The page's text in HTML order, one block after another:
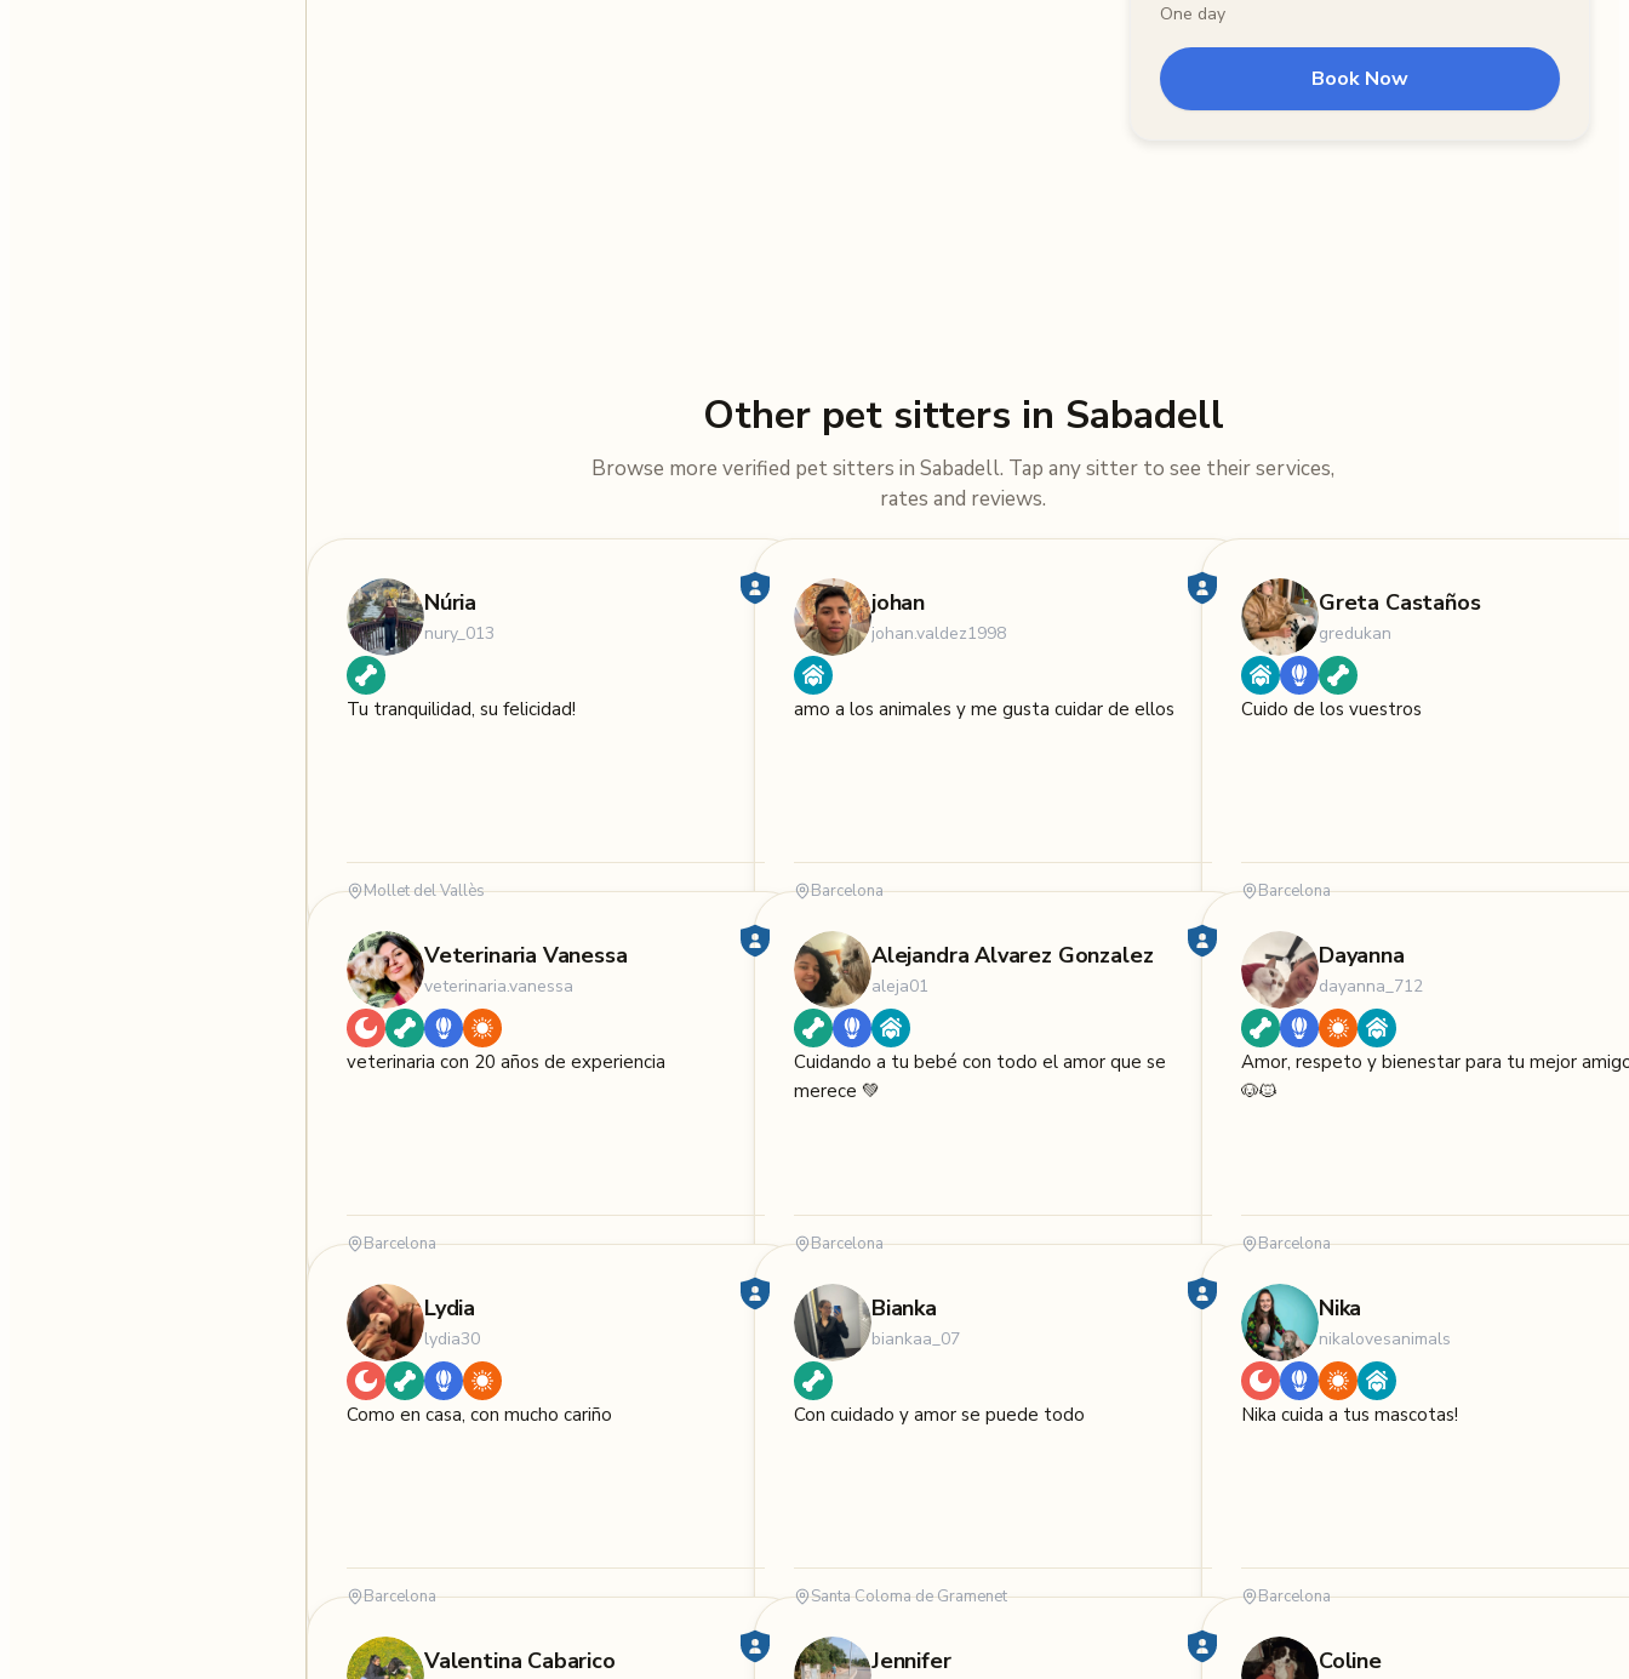
One day
Book Now
Other pet sitters in Sabadell
Browse more verified pet sitters in Sabadell. Tap any sitter to see their services,
rates and reviews.
Núria
nury_013
Tu tranquilidad, su felicidad!
Mollet del Vallès
johan
johan.valdez1998
amo a los animales y me gusta cuidar de ellos
Barcelona
Greta Castaños
gredukan
Cuido de los vuestros
Barcelona
Veterinaria Vanessa
veterinaria.vanessa
veterinaria con 20 años de experiencia
Barcelona
Alejandra Alvarez Gonzalez
aleja01
Cuidando a tu bebé con todo el amor que se
merece 💚
Barcelona
Dayanna
dayanna_712
Amor, respeto y bienestar para tu mejor
🐶🐱
Barcelona
Lydia
lydia30
Como en casa, con mucho cariño
Barcelona
Bianka
biankaa_07
Con cuidado y amor se puede todo
Santa Coloma de Gramenet
Nika
nikalovesanimals
Nika cuida a tus mascotas!
Barcelona
Valentina Cabarico Jennifer Coline